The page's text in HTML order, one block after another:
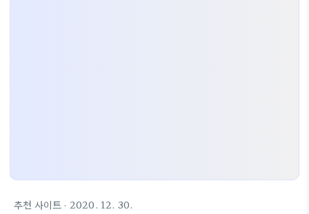
추천 사이트 · 2020. 12. 30.